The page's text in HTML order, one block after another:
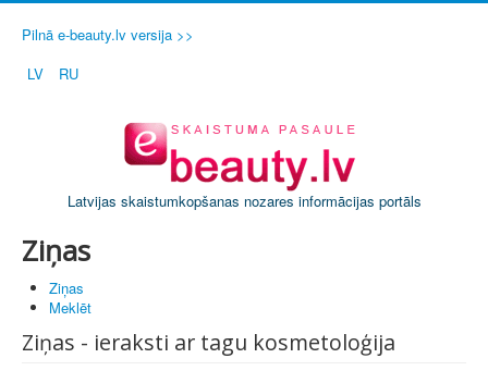
Pilnā e-beauty.lv versija >>
LV
RU
Latvijas skaistumkopšanas nozares informācijas portāls
Ziņas
Ziņas
Meklēt
Ziņas - ieraksti ar tagu kosmetoloģija